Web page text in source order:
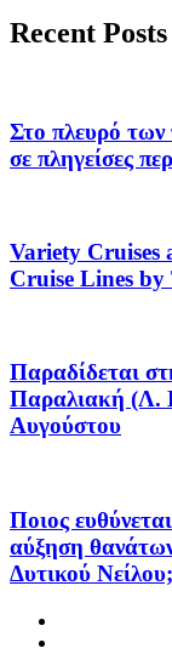
Recent Posts
Στο πλευρό
σε πληγείσες
Variety Cruises
Cruise Lines
Παραδίδεται
Παραλιακή (Λ.
Αυγούστου
Ποιος
αύξηση
Δυτικού Νείλου;